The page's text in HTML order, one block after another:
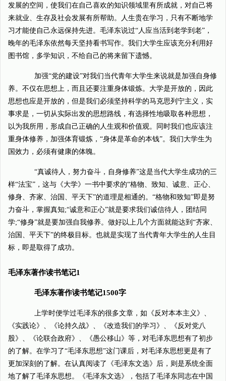
发展的空间，使我们在自己喜欢的知识领域里有所成就，对自己将
来就业、生存及社会发展有所帮助。人生贵在学习，只有不断地学
习才能使自己永远保持先进。毛泽东说过“人应当活到老学到老”，
晚年的毛泽东依然每天坚持看书写作。我们大学生应该充分利用好
图书馆，多学知识，不给自己的将来留下遗憾。
加强“党的建设”对我们当代青年大学生来说就是加强自身修
养。不仅在思想上，而且还要注重身体锻炼。大学是开放的，因此
思想也应是开放的，但是我们必须坚持科学的马克思列宁主义，实
事求是，一切从实际出发的思想路线，有选择性地吸取各种思想，
以为我所用，形成自己正确的人生观和价值观。同时我们也应该注
重身体修养，加强体育锻炼，“身体是革命的本钱”。我们大学生为
国效力，必须有健康的体魄。
“真诚待人，努力奋斗，自身修养”这是当代大学生成功的三
样“法宝”，这与《大学》一书中要求的“格物、致知、诚意、正心、
修身、齐家、治国、平天下”的道理是相通的。“格物和致知”即是努
力奋斗，掌握真知;“诚意和正心”就是要求我们诚信待人，团结同
学;“修身”就是要加强自我修养。做好以上几个方面就能达到“齐家、
治国、平天下”的终极目标。也就是实现了当代青年大学生的人生目
标，即是取得了成功。
毛泽东著作读书笔记1
毛泽东著作读书笔记1500字
上学时便学过毛泽东的很多文章，如《反对本本主义》、
《实践论》、《论持久战》、《改造我们的学习》、《反对党八
股》、《论联合政府》、《愚公移山》等，对毛泽东思想有了初步
的了解。在学习了“毛泽东思想”这门课后，对毛泽东思想更是有了
更加深刻的了解。在认真阅读了《毛泽东文选》后，则是系统全面
地了解了毛泽东思想。《毛泽东文选》，包括了毛泽东同志在中国